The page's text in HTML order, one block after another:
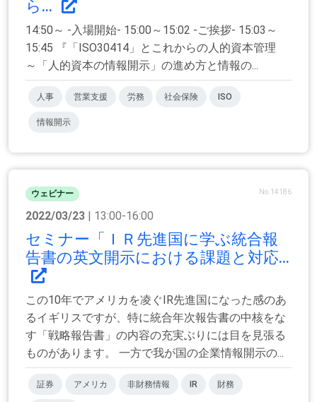
ら...
14:50～ -入場開始- 15:00～15:02 -ご挨拶- 15:03～
15:45 『「ISO30414」とこれからの人的資本管理
～「人的資本の情報開示」の進め方と情報の...
人事 営業支援 労務 社会保険 ISO
情報開示
ウェビナー No.14186
2022/03/23 | 13:00-16:00
セミナー「ＩＲ先進国に学ぶ統合報
告書の英文開示における課題と対応...
この10年でアメリカを凌ぐIR先進国になった感のあ
るイギリスですが、特に統合年次報告書の中核をな
す「戦略報告書」の内容の充実ぶりには目を見張る
ものがあります。 一方で我が国の企業情報開示の...
証券 アメリカ 非財務情報 IR 財務